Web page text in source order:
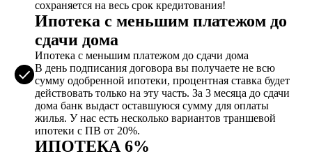
сохраняется на весь срок кредитования!
Ипотека с меньшим платежом до
сдачи дома
Ипотека с меньшим платежом до сдачи дома
В день подписания договора вы получаете не всю
сумму одобренной ипотеки, процентная ставка будет
действовать только на эту часть. За 3 месяца до сдачи
дома банк выдаст оставшуюся сумму для оплаты
жилья. У нас есть несколько вариантов траншевой
ипотеки с ПВ от 20%.
ИПОТЕКА 6%